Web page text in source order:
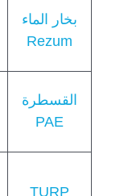
بخار الماء
Rezum
القسطرة
PAE
TURP